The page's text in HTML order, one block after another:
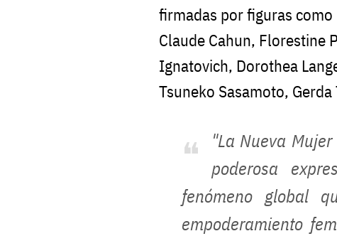
firmadas por figuras
Claude Cahun, Florestine
Ignatovich, Dorothea
Tsuneko Sasamoto,
"La Nueva
poderosa
fenómeno global
empoderamiento